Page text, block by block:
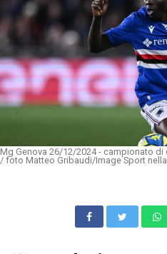
Mg Genova 26/12/2024 - campionato
/ foto Matteo Gribaudi/Image Sport